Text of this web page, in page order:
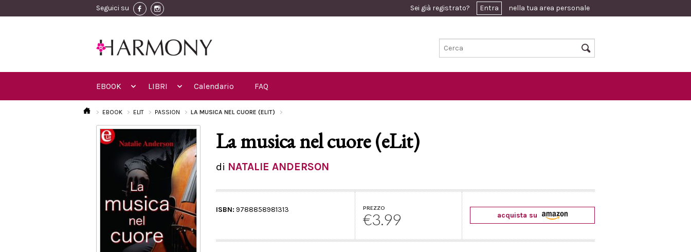
Seguici su Sei già registrato? Entra nella tua area personale
EBOOK LIBRI Calendario FAQ
EBOOK ELIT PASSION LA MUSICA NEL CUORE (ELIT)
La musica nel cuore (eLit)
di NATALIE ANDERSON
ISBN: 9788858981313 PREZZO
€3.99 acquista su